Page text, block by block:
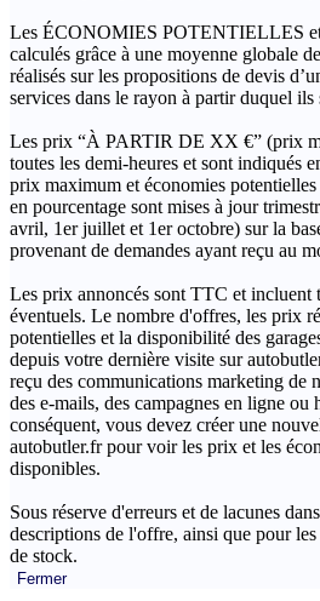
Les ÉCONOMIES POTENTIELLES
calculés grâce à une moyenne globale
réalisés sur les propositions de devis
services dans le rayon à partir duquel ils
Les prix “À PARTIR DE XX €” (prix
toutes les demi-heures et sont indiqués
prix maximum et économies
en pourcentage sont mises à jour
avril, 1er juillet et 1er octobre) sur la
provenant de demandes ayant reçu au
Les prix annoncés sont TTC et incluent
éventuels. Le nombre d'offres, les prix
potentielles et la disponibilité des
depuis votre dernière visite sur
reçu des communications marketing de
des e-mails, des campagnes en ligne ou
conséquent, vous devez créer une
autobutler.fr pour voir les prix et les
disponibles.
Sous réserve d'erreurs et de lacunes
descriptions de l'offre, ainsi que pour les
de stock.
Fermer